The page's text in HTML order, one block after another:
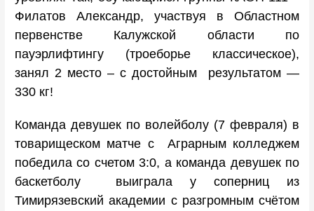
Филатов Александр, участвуя в Областном
первенстве Калужской области по
пауэрлифтингу (троеборье классическое),
занял 2 место – с достойным результатом —
330 кг!
Команда девушек по волейболу (7 февраля) в
товарищеском матче с Аграрным колледжем
победила со счетом 3:0, а команда девушек по
баскетболу выиграла у соперниц из
Тимирязевский академии с разгромным счётом